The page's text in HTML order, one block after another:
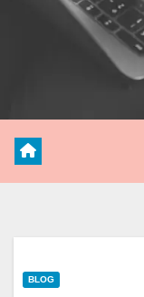
BLOG